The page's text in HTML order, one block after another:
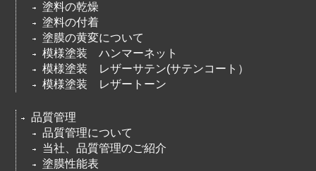
塗料の乾燥
塗料の付着
塗膜の黄変について
模様塗装 ハンマーネット
模様塗装 レザーサテン(サテンコート）
模様塗装 レザートーン
品質管理
品質管理について
当社、品質管理のご紹介
塗膜性能表